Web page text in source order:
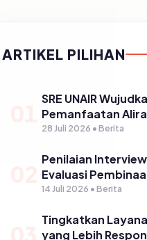
ARTIKEL PILIHAN
SRE UNAIR
Pemanfaatan
melalui PLTPH
Desa Ngerong
28 Juli 2026 • Berita
Penilaian
Evaluasi
Sektoral Kabupaten
14 Juli 2026 • Berita
Tingkatkan
yang Lebih